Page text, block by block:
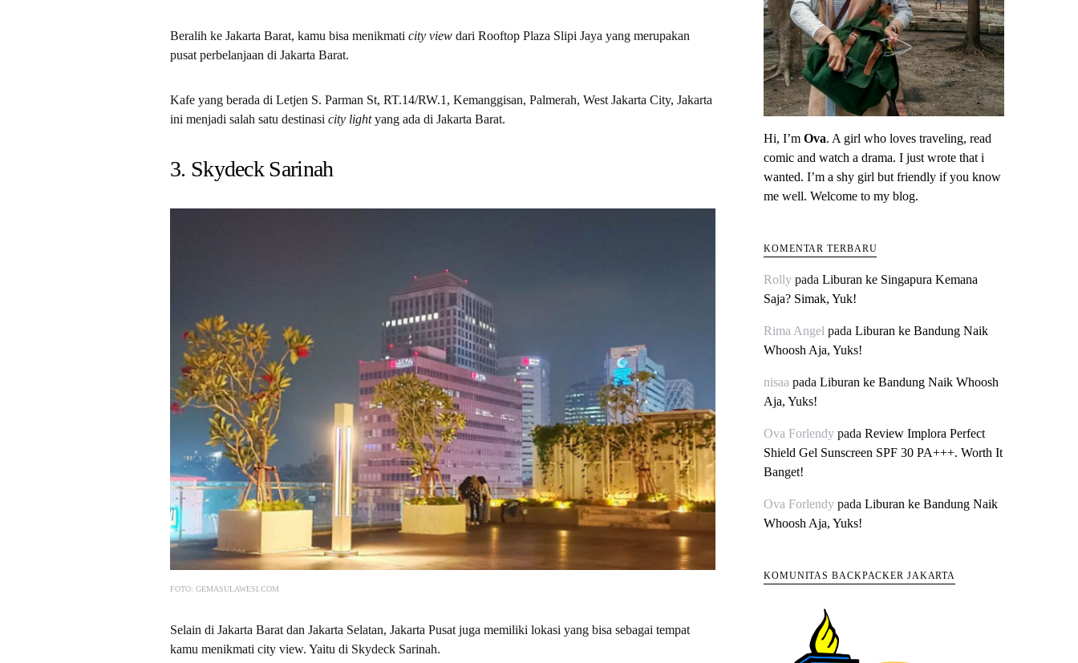
Beralih ke Jakarta Barat, kamu bisa menikmati city view dari Rooftop Plaza Slipi Jaya yang merupakan
pusat perbelanjaan di Jakarta Barat.
Kafe yang berada di Letjen S. Parman St, RT.14/RW.1, Kemanggisan, Palmerah, West Jakarta City, Jakarta
ini menjadi salah satu destinasi city lightyang ada di Jakarta Barat.
3. Skydeck Sarinah
FOTO: GEMASULAWESI.COM
Selain di Jakarta Barat dan Jakarta Selatan, Jakarta Pusat juga memiliki lokasi yang bisa sebagai tempat
kamu menikmati city view. Yaitu di Skydeck Sarinah.
Hi, I’m Ova. A girl who loves traveling, read
comic and watch a drama. I just wrote that i
wanted. I’m a shy girl but friendly if you know
me well. Welcome to my blog.
KOMENTAR TERBARU
Rolly pada Liburan ke Singapura Kemana
Saja? Simak, Yuk!
Rima Angel pada Liburan ke Bandung Naik
Whoosh Aja, Yuks!
nisaa pada Liburan ke Bandung Naik Whoosh
Aja, Yuks!
Ova Forlendy pada Review Implora Perfect
Shield Gel Sunscreen SPF 30 PA+++. Worth It
Banget!
Ova Forlendy pada Liburan ke Bandung Naik
Whoosh Aja, Yuks!
KOMUNITAS BACKPACKER JAKARTA